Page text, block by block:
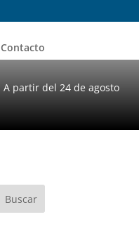
partir del 24 de agosto
Contacto